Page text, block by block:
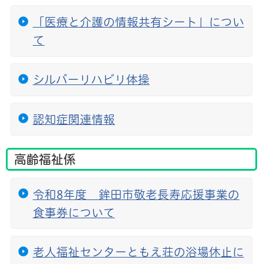
「医療と介護の情報共有シート」につい
て
シルバーリハビリ体操
認知症関連情報
高齢福祉係
令和8年度 鉾田市敬老長寿応援事業の
食事券について
老人福祉センターともえ荘の浴場休止に